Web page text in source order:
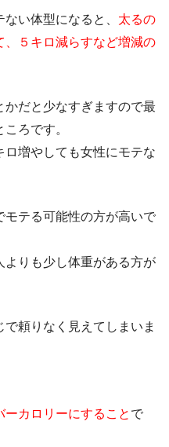
い体型になると、 太るの
、５キロ減らすなど増減の
かだと少なすぎますので最
ろです。
増やしても女性にモテな
テる可能性の方が高いで
よりも少し体重がある方が
頼りなく見えてしまいま
ーカロリーにすること で